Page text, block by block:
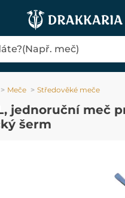
Meče Středověké meče
jednoruční meč
šerm